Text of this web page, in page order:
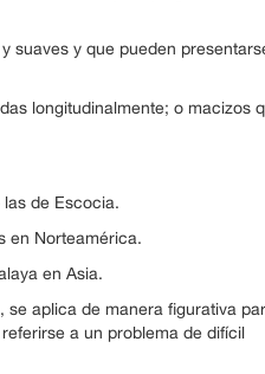
suaves y que pueden
longitudinalmente; o macizos
de Escocia.
en Norteamérica.
en Asia.
se aplica de manera figurativa
a un problema de difícil